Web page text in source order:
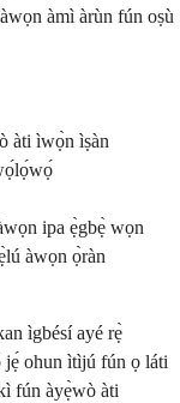
àmì àrùn fún oṣù
àti ìwọ̀n ìṣàn
ipa ẹ̀gbẹ̀ wọn
àwọn ọ̀ràn
ìgbésí ayé rẹ̀
jẹ́ ohun ìtìjú fún ọ láti
fún àyẹ̀wò àti